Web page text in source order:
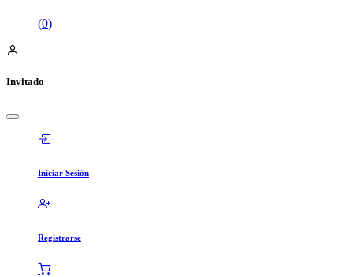
(0)
Invitado
Iniciar Sesión
Registrarse